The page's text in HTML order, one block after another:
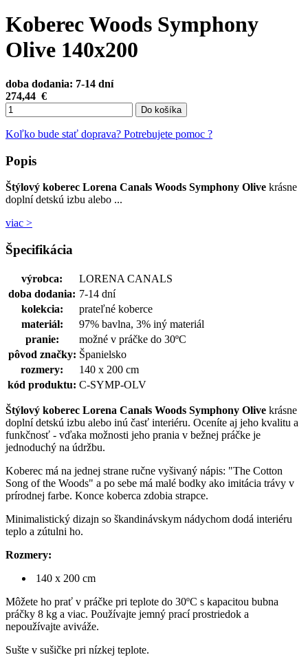
Koberec Woods Symphony
Olive 140x200
doba dodania: 7-14 dní
274,44 €
Do košíka
Koľko bude stať doprava? Potrebujete pomoc ?
Popis
Štýlový koberec Lorena Canals Woods Symphony Olive krásne
doplní detskú izbu alebo ...
viac >
Špecifikácia
výrobca:
LORENA CANALS
doba dodania: 7-14 dní
kolekcia:
prateľné koberce
materiál:
97% bavlna, 3% iný materiál
pranie:
možné v práčke do 30ºC
pôvod značky: Španielsko
rozmery:
140 x 200 cm
kód produktu: C-SYMP-OLV
Štýlový koberec Lorena Canals Woods Symphony Olive krásne
doplní detskú izbu alebo inú časť interiéru. Oceníte aj jeho kvalitu a
funkčnosť - vďaka možnosti jeho prania v bežnej práčke je
jednoduchý na údržbu.
Koberec má na jednej strane ručne vyšivaný nápis: "The Cotton
Song of the Woods" a po sebe má malé bodky ako imitácia trávy v
prírodnej farbe. Konce koberca zdobia strapce.
Minimalistický dizajn so škandinávskym nádychom dodá interiéru
teplo a zútulni ho.
Rozmery:
140 x 200 cm
Môžete ho prať v práčke pri teplote do 30ºC s kapacitou bubna
práčky 8 kg a viac. Používajte jemný prací prostriedok a
nepoužívajte aviváže.
Sušte v sušičke pri nízkej teplote.